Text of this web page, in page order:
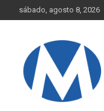
to
sábado, agosto 8, 2026